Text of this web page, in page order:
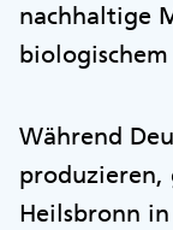
nachhaltige
Während
Heilsbronn